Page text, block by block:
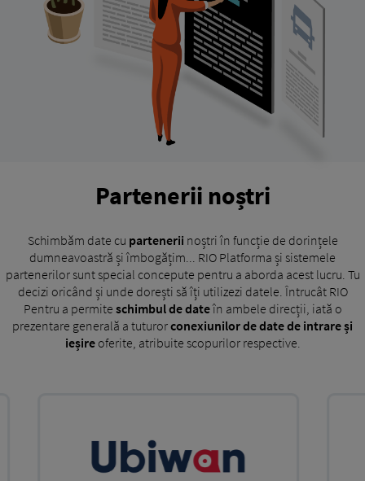
Partenerii noștri
Schimbăm date cu partenerii noștri în funcție de dorințele
dumneavoastră și îmbogățim... RIO Platforma și sistemele
partenerilor sunt special concepute pentru a aborda acest lucru. Tu
decizi oricând și unde dorești să îți utilizezi datele. Întrucât RIO
Pentru a permite schimbul de dateîn ambele direcții, iată o
prezentare generală a tuturorconexiunilor de date de intrare și
ieșireoferite, atribuite scopurilor respective.